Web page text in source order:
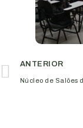
ANTERIOR